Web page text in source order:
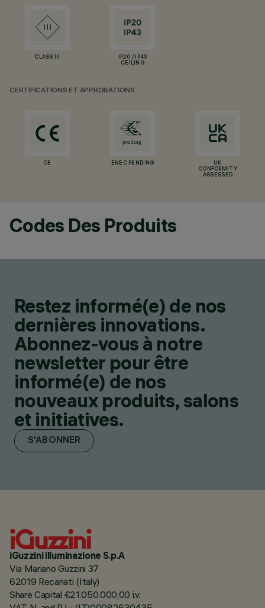
CLASS III
IP20 / IP43
CEILING
CERTIFICATIONS ET APPROBATIONS
CE ENEC PENDING
UK
CONFORMITY
ASSESSED
Codes Des Produits
Restez informé(e) de nos
dernières innovations.
Abonnez-vous à notre
newsletter pour être
informé(e) de nos
nouveaux produits, salons
et initiatives.
S'ABONNER
iGuzzini illuminazione S.p.A
Via Mariano Guzzini 37
62019 Recanati (Italy)
Share Capital €21.050.000,00 i.v.